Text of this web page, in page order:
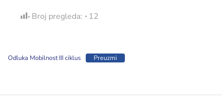
Broj pregleda: 12
Odluka Mobilnost III ciklus Preuzmi